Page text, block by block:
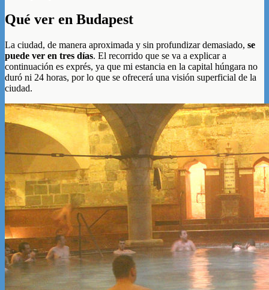
Qué ver en Budapest
La ciudad, de manera aproximada y sin profundizar demasiado, se
puede ver en tres días. El recorrido que se va a explicar a
continuación es exprés, ya que mi estancia en la capital húngara no
duró ni 24 horas, por lo que se ofrecerá una visión superficial de la
ciudad.